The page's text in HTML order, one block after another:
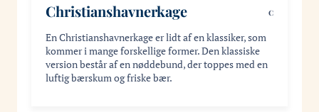
Christianshavnerkage C
En Christianshavnerkage er lidt af en klassiker, som
kommer i mange forskellige former. Den klassiske
version består af en nøddebund, der toppes med en
luftig bærskum og friske bær.